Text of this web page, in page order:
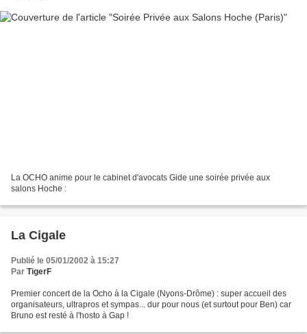
La OCHO anime pour le cabinet d'avocats Gide une soirée privée aux
salons Hoche :
La Cigale
Publié le 05/01/2002 à 15:27
Par TigerF
Premier concert de la Ocho à la Cigale (Nyons-Drôme) : super accueil des
organisateurs, ultrapros et sympas... dur pour nous (et surtout pour Ben) car
Bruno est resté à l'hosto à Gap !